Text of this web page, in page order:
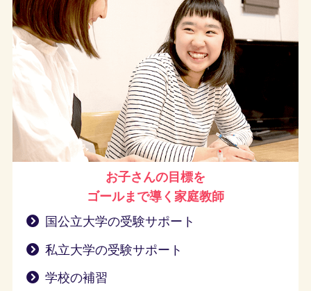
お子さんの目標を
ゴールまで導く 家庭教師
国公立大学の受験サポート
私立大学の受験サポート
学校の補習